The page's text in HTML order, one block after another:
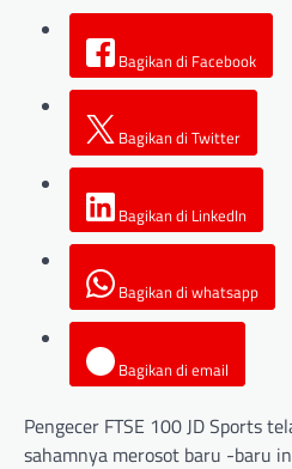
Bagikan di Facebook
Bagikan di Twitter
Bagikan di LinkedIn
Bagikan di whatsapp
Bagikan di email
Pengecer FTSE 100 JD Sports
sahamnya merosot baru -baru